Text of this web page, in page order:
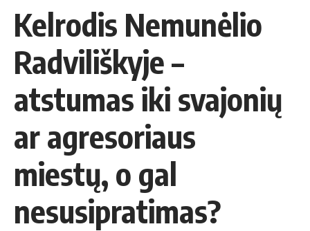
Kelrodis Nemunėlio
Radviliškyje –
atstumas iki svajonių
ar agresoriaus
miestų, o gal
nesusipratimas?